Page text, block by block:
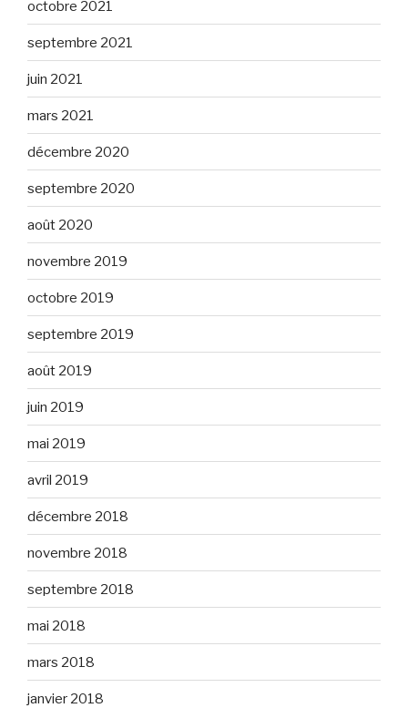
octobre 2021
septembre 2021
juin 2021
mars 2021
décembre 2020
septembre 2020
août 2020
novembre 2019
octobre 2019
septembre 2019
août 2019
juin 2019
mai 2019
avril 2019
décembre 2018
novembre 2018
septembre 2018
mai 2018
mars 2018
janvier 2018